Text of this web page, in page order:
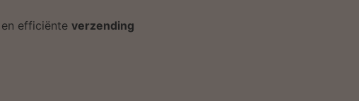
en efficiënte verzending